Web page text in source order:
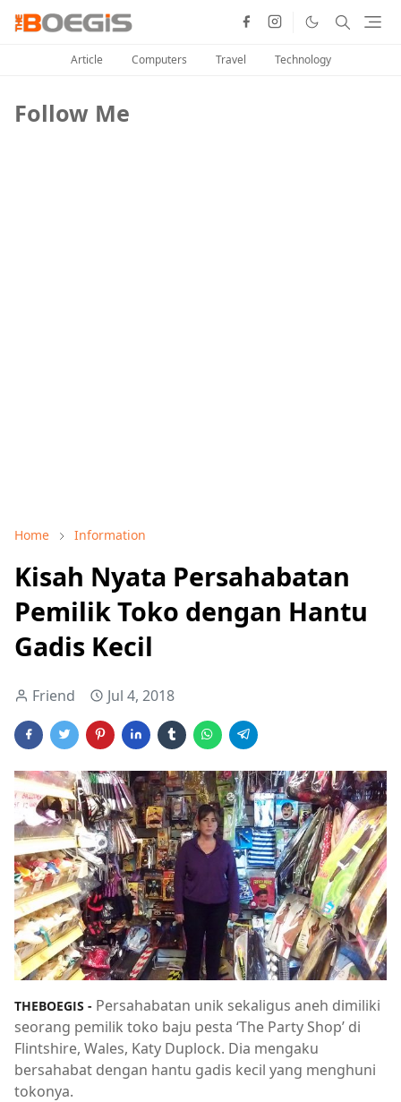
Article Computers Travel Technology
Follow Me
Home Information
Kisah Nyata Persahabatan
Pemilik Toko dengan Hantu
Gadis Kecil
Friend Jul 4, 2018
THEBOEGIS - Persahabatan unik sekaligus aneh dimiliki
seorang pemilik toko baju pesta ‘The Party Shop’ di
Flintshire, Wales, Katy Duplock. Dia mengaku
bersahabat dengan hantu gadis kecil yang menghuni
tokonya.